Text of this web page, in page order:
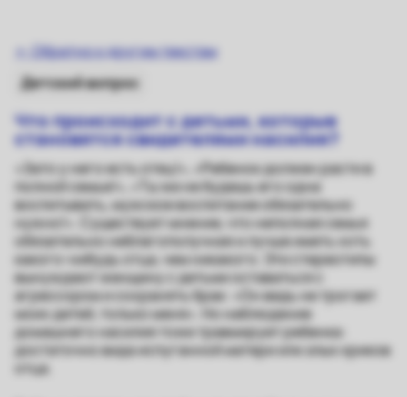
← Обратно к другим текстам
Детский вопрос
Что происходит с детьми, которые
становятся свидетелями насилия?
«Зато у него есть отец!», «Ребенок должен расти в
полной семье!», «Ты же не будешь его одна
воспитывать, мужское воспитание обязательно
нужно!». Существует мнение, что неполная семья
обязательно неблагополучная и лучше иметь хоть
какого-нибудь отца, чем никакого. Эти стереотипы
вынуждают женщину с детьми оставаться с
агрессором и сохранять брак: «Он ведь не трогает
моих детей, только меня». Но наблюдение
домашнего насилия тоже травмирует ребенка:
достаточно вида испуганной матери или злых криков
отца.